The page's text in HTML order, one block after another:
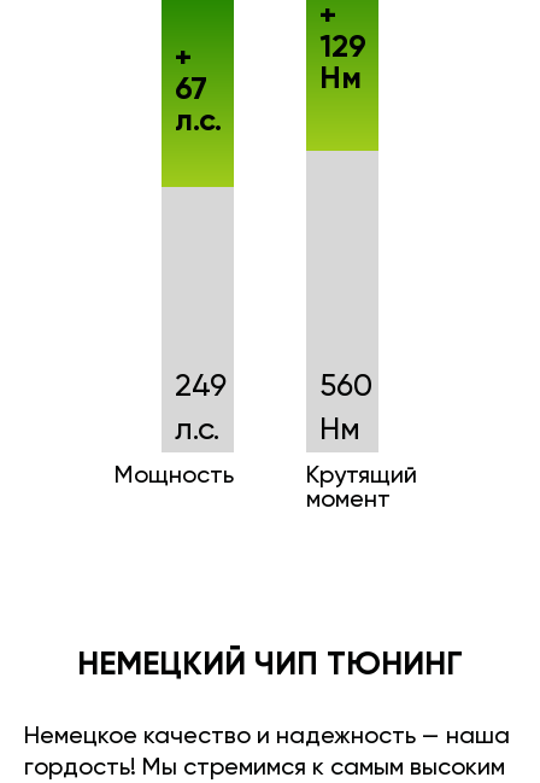
249
л.с.
Мощность
+
67
л.с.
560
Нм
Крутящий
момент
+
129
Нм
НЕМЕЦКИЙ ЧИП ТЮНИНГ
Немецкое качество и надежность — наша
гордость! Мы стремимся к самым высоким